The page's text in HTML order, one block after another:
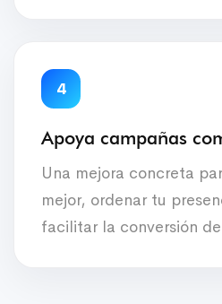
4
Apoya campañas
Una mejora concreta
mejor, ordenar tu
facilitar la conversión